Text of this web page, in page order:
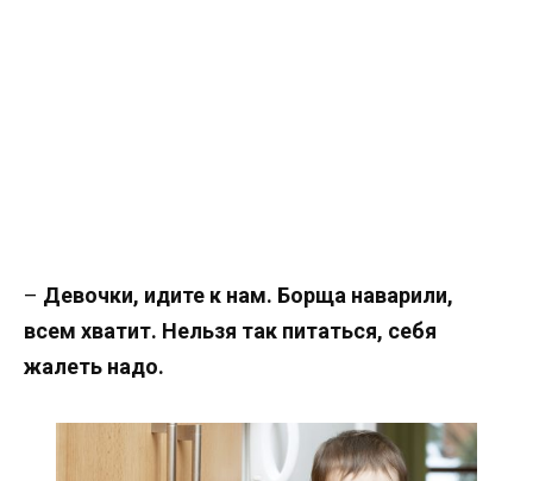
– Девочки, идите к нам. Борща наварили,
всем хватит. Нельзя так питаться, себя
жалеть надо.